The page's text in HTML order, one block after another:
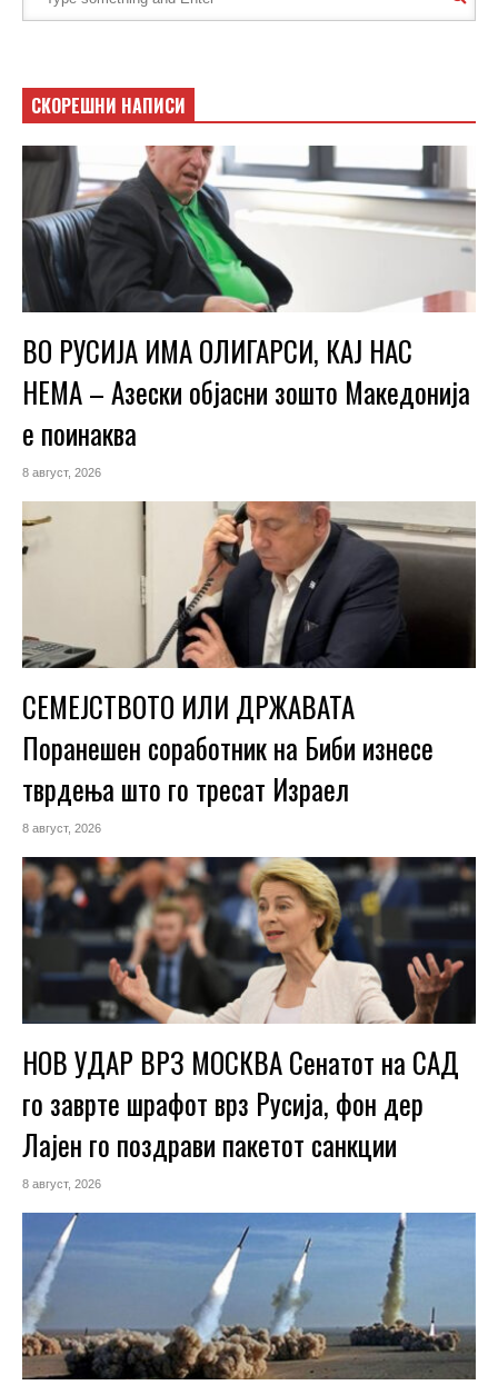
СКОРЕШНИ НАПИСИ
ВО РУСИЈА ИМА ОЛИГАРСИ, КАЈ НАС
НЕМА – Азески објасни зошто Македонија
е поинаква
8 август, 2026
СЕМЕЈСТВОТО ИЛИ ДРЖАВАТА
Поранешен соработник на Биби изнесе
тврдења што го тресат Израел
8 август, 2026
НОВ УДАР ВРЗ МОСКВА Сенатот на САД
го заврте шрафот врз Русија, фон дер
Лајен го поздрави пакетот санкции
8 август, 2026